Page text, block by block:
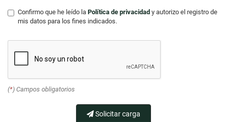
Confirmo que he leído la Política de privacidad y autorizo el registro de
mis datos para los fines indicados.
(*) Campos obligatorios
Solicitar carga